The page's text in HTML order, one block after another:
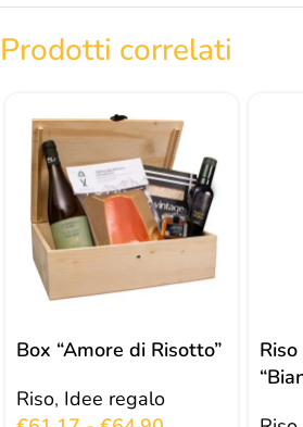
Prodotti correlati
Box “Amore di Risotto”
Riso, Idee regalo